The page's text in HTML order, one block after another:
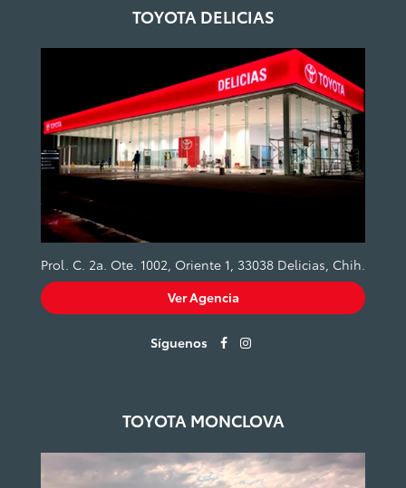
TOYOTA DELICIAS
Prol. C. 2a. Ote. 1002, Oriente 1, 33038 Delicias, Chih.
Ver Agencia
Síguenos
TOYOTA MONCLOVA